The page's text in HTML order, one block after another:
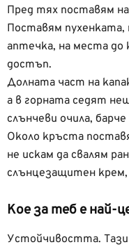
Пред тях поставям
Поставям
аптечка, на места до
достъп.
Долната част на
а в горната седят
слънчеви очила,
Около кръста
не искам да свалям
слънцезащитен
Кое за теб е най-
Устойчивостта. Тази